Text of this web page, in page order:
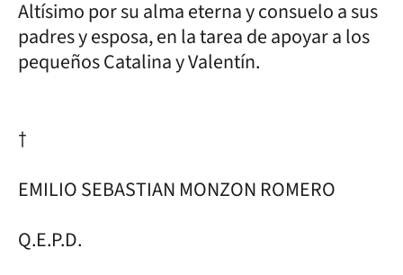
Altísimo por su alma eterna y consuelo a sus
padres y esposa, en la tarea de apoyar a los
pequeños Catalina y Valentín.
†
EMILIO SEBASTIAN MONZON ROMERO
Q.E.P.D.